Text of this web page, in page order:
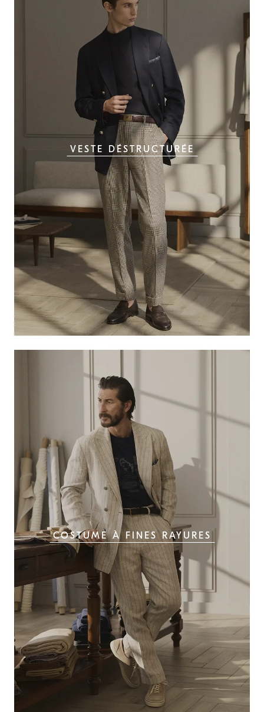
VESTE DÉSTRUCTURÉE
COSTUME À FINES RAYURES